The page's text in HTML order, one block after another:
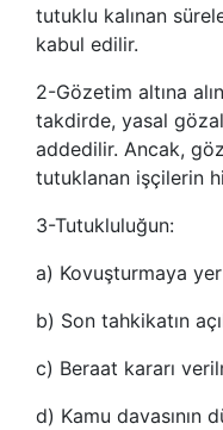
tutuklu kalınan
kabul edilir.
2-Gözetim altına
takdirde, yasal
addedilir. Ancak,
tutuklanan işçilerin
3-Tutukluluğun:
a) Kovuşturmaya yer
b) Son tahkikatın
c) Beraat kararı
d) Kamu davasının